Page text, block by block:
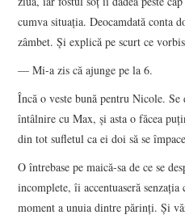
cumva situaţia. Deocamdată conta
zâmbet. Şi explică pe scurt ce
— Mi-a zis că ajunge pe la 6.
Încă o veste bună pentru Nicole.
întâlnire cu Max, şi asta o făcea
din tot sufletul ca ei doi să se
O întrebase pe maică-sa de ce se
incomplete, îi accentuaseră senzaţia
moment a unuia dintre părinţi. Şi